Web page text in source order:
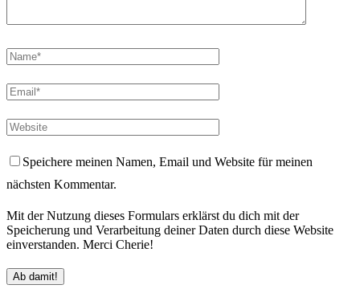
Speichere meinen Namen, Email und Website für meinen
nächsten Kommentar.
Mit der Nutzung dieses Formulars erklärst du dich mit der
Speicherung und Verarbeitung deiner Daten durch diese Website
einverstanden. Merci Cherie!